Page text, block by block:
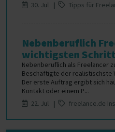
30. Jul |
Tipps für
Nebenberuflich
wichtigsten
Nebenberuflich als Freelancer
Beschäftigte der realistischste
Der erste Auftrag ergibt sich
Kontakt oder einem P...
22. Jul |
freelance.de